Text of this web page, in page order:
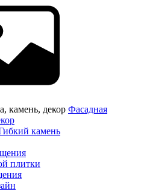
Фасадная
камень
плитки